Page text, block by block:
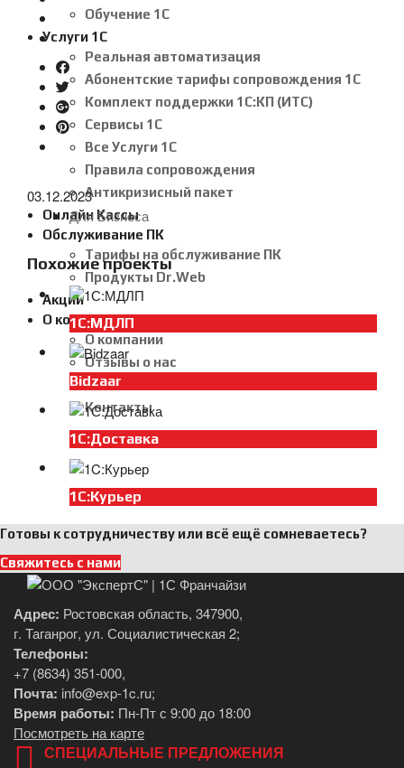
Обучение 1С
Услуги 1С
Реальная автоматизация
Абонентские тарифы сопровождения 1С
Комплект поддержки 1С:КП (ИТС)
Сервисы 1С
Все Услуги 1С
Правила сопровождения
Антикризисный пакет
Онлайн Кассы
Обслуживание ПК
Тарифы на обслуживание ПК
Продукты Dr.Web
Акции
О компании
О компании
Отзывы о нас
Вакансии
Контакты
03.12.2023
Для Бизнеса
Похожие проекты
1С:МДЛП
Bidzaar
1С:Доставка
1C:Курьер
Готовы к сотрудничеству или всё ещё сомневаетесь?
Свяжитесь с нами
Адрес: Ростовская область, 347900,
г. Таганрог, ул. Социалистическая 2;
Телефоны:
+7 (8634) 351-000,
Почта: info@exp-1c.ru;
Время работы: Пн-Пт с 9:00 до 18:00
Посмотреть на карте
СПЕЦИАЛЬНЫЕ ПРЕДЛОЖЕНИЯ